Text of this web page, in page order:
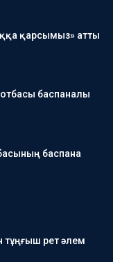
қарсымыз» атты
баспаналы
баспана
тұңғыш рет әлем